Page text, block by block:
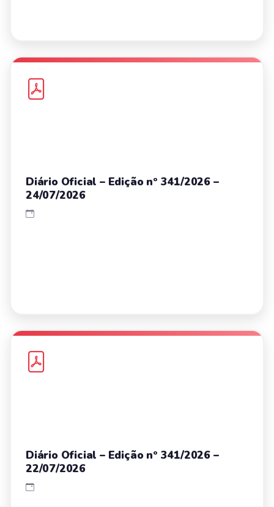
Diário Oficial – Edição nº 341/2026 –
24/07/2026
Diário Oficial – Edição nº 341/2026 –
22/07/2026